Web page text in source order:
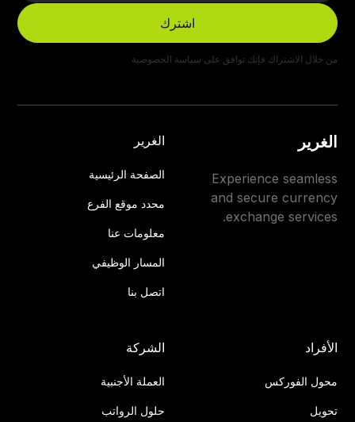
من خلال الاشتراك فإنك توافق على سياسة الخصوصية
الغرير
Experience seamless
and secure currency
exchange services.
الغرير
الصفحة الرئيسية
محدد موقع الفرع
معلومات عنا
المسار الوظيفي
اتصل بنا
الأفراد
محول الفوركس
تحويل
الشركة
العملة الأجنبية
حلول الرواتب